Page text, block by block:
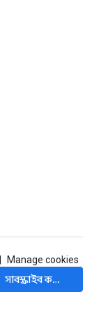
Manage cookies
সাবস্ক্রাইব করুন